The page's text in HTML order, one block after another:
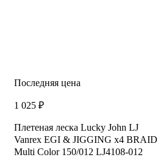
Последняя цена
1 025 ₽
Плетеная леска Lucky John LJ
Vanrex EGI & JIGGING х4 BRAID
Multi Color 150/012 LJ4108-012